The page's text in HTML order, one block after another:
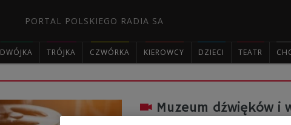
PORTAL POLSKIEGO RADIA SA
DWÓJKA TRÓJKA CZWÓRKA KIEROWCY DZIECI TEATR
Muzeum dźwięków i